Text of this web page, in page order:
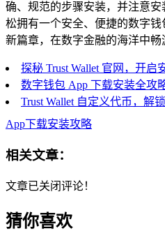
确、规范的步骤安装，并注意
松拥有一个安全、便捷的数字
新篇章，在数字金融的海洋中畅
探秘 Trust Wallet 官网，开
数字钱包 App 下载安装全攻
Trust Wallet 自定义代币，解
App下载安装攻略
相关文章：
文章已关闭评论！
猜你喜欢